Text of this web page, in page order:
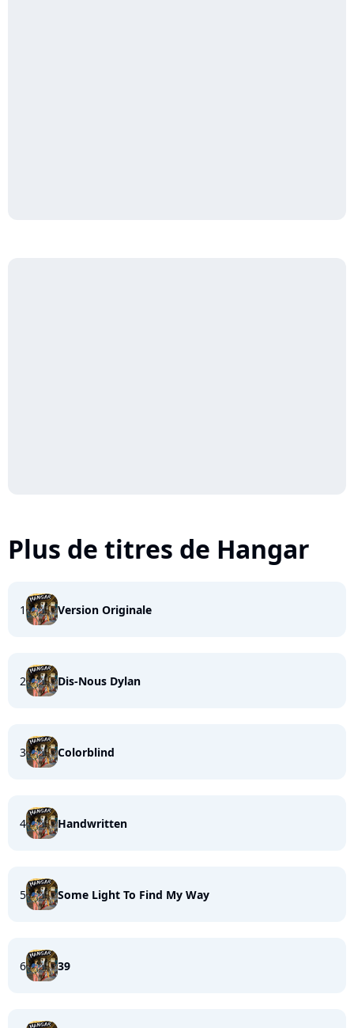
Plus de titres de Hangar
1 Version Originale
2 Dis-Nous Dylan
3 Colorblind
4 Handwritten
5 Some Light To Find My Way
6 39